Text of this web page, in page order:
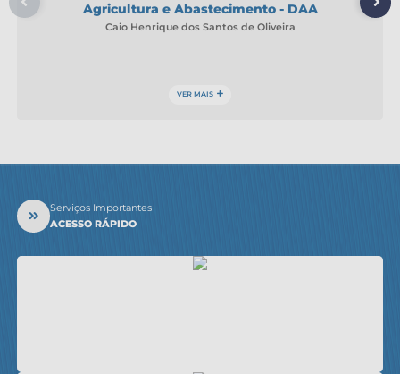
Agricultura e Abastecimento - DAA
Caio Henrique dos Santos de Oliveira
VER MAIS
Serviços Importantes
ACESSO RÁPIDO